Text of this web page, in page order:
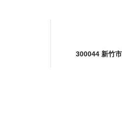
300044 新竹